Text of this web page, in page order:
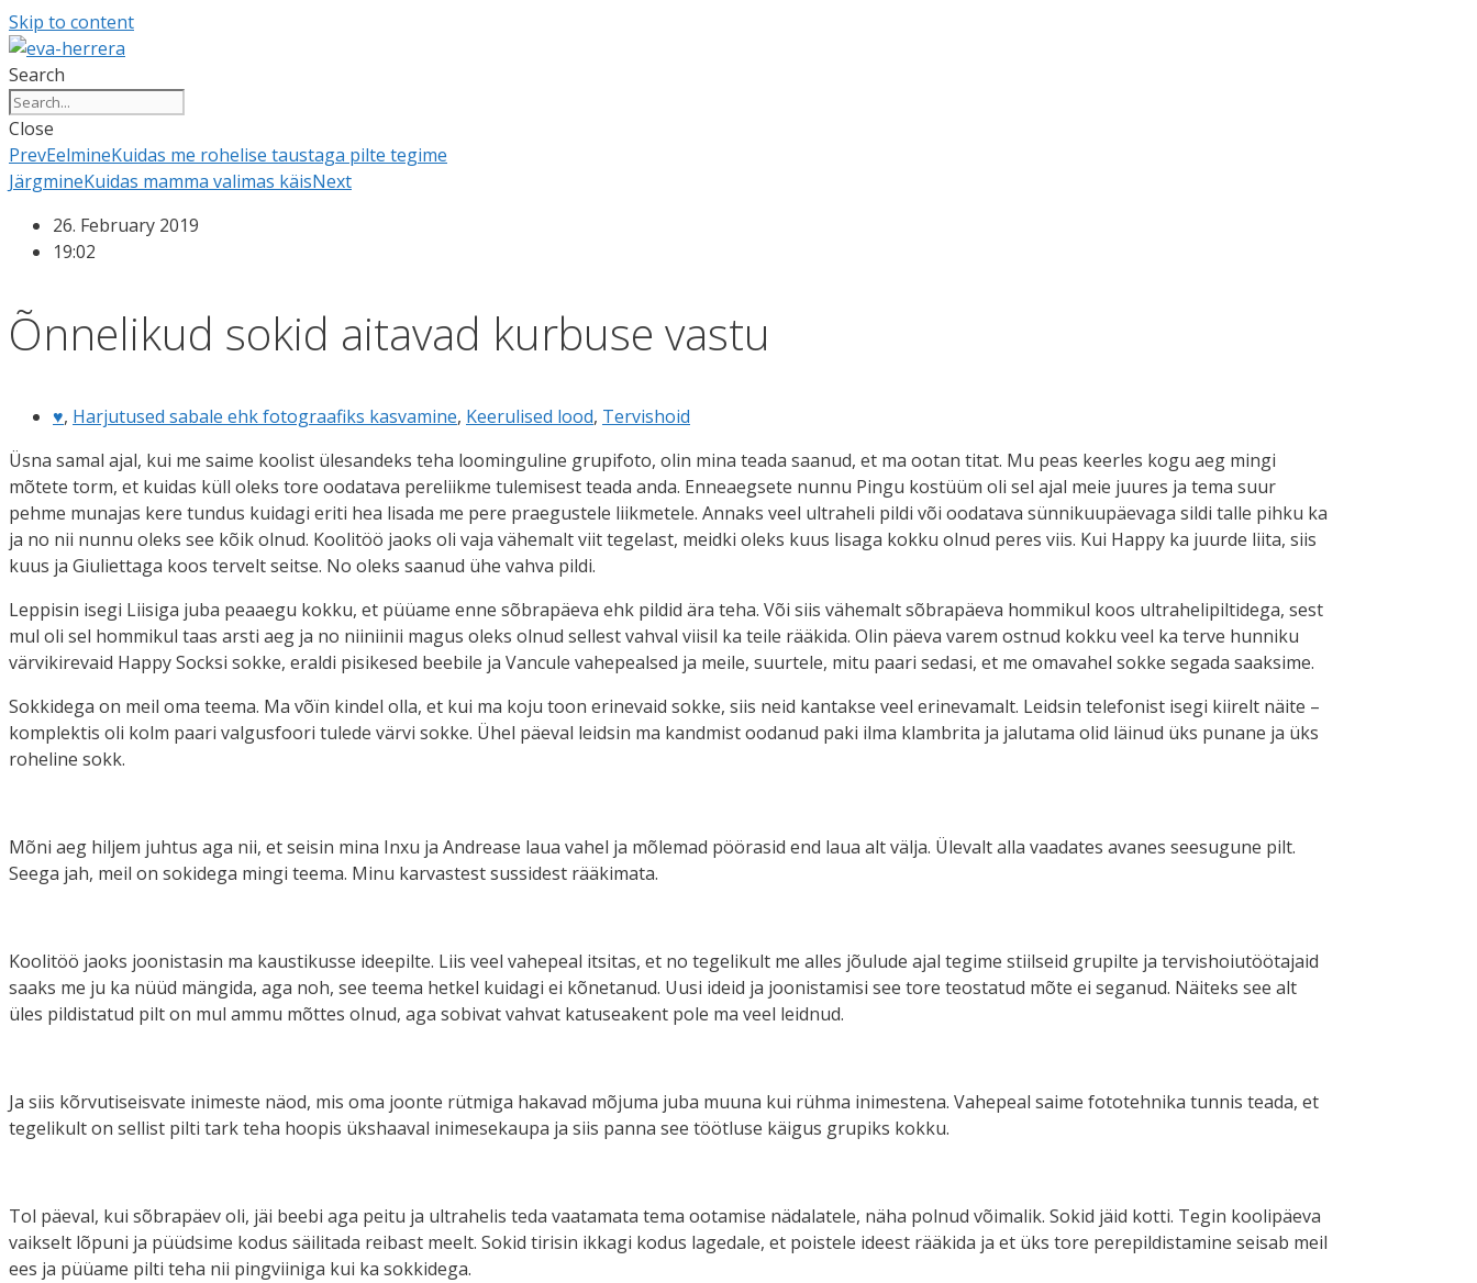
Skip to content
Search
Close
PrevEelmineKuidas me rohelise taustaga pilte tegime
JärgmineKuidas mamma valimas käisNext
26. February 2019
19:02
Õnnelikud sokid aitavad kurbuse vastu
♥, Harjutused sabale ehk fotograafiks kasvamine, Keerulised lood, Tervishoid
Üsna samal ajal, kui me saime koolist ülesandeks teha loominguline grupifoto, olin mina teada saanud, et ma ootan titat. Mu peas keerles kogu aeg mingi
mõtete torm, et kuidas küll oleks tore oodatava pereliikme tulemisest teada anda. Enneaegsete nunnu Pingu kostüüm oli sel ajal meie juures ja tema suur
pehme munajas kere tundus kuidagi eriti hea lisada me pere praegustele liikmetele. Annaks veel ultraheli pildi või oodatava sünnikuupäevaga sildi talle pihku ka
ja no nii nunnu oleks see kõik olnud. Koolitöö jaoks oli vaja vähemalt viit tegelast, meidki oleks kuus lisaga kokku olnud peres viis. Kui Happy ka juurde liita, siis
kuus ja Giuliettaga koos tervelt seitse. No oleks saanud ühe vahva pildi.
Leppisin isegi Liisiga juba peaaegu kokku, et püüame enne sõbrapäeva ehk pildid ära teha. Või siis vähemalt sõbrapäeva hommikul koos ultrahelipiltidega, sest
mul oli sel hommikul taas arsti aeg ja no niiniinii magus oleks olnud sellest vahval viisil ka teile rääkida. Olin päeva varem ostnud kokku veel ka terve hunniku
värvikirevaid Happy Socksi sokke, eraldi pisikesed beebile ja Vancule vahepealsed ja meile, suurtele, mitu paari sedasi, et me omavahel sokke segada saaksime.
Sokkidega on meil oma teema. Ma võïn kindel olla, et kui ma koju toon erinevaid sokke, siis neid kantakse veel erinevamalt. Leidsin telefonist isegi kiirelt näite –
komplektis oli kolm paari valgusfoori tulede värvi sokke. Ühel päeval leidsin ma kandmist oodanud paki ilma klambrita ja jalutama olid läinud üks punane ja üks
roheline sokk.
Mõni aeg hiljem juhtus aga nii, et seisin mina Inxu ja Andrease laua vahel ja mõlemad pöörasid end laua alt välja. Ülevalt alla vaadates avanes seesugune pilt.
Seega jah, meil on sokidega mingi teema. Minu karvastest sussidest rääkimata.
Koolitöö jaoks joonistasin ma kaustikusse ideepilte. Liis veel vahepeal itsitas, et no tegelikult me alles jõulude ajal tegime stiilseid grupilte ja tervishoiutöötajaid
saaks me ju ka nüüd mängida, aga noh, see teema hetkel kuidagi ei kõnetanud. Uusi ideid ja joonistamisi see tore teostatud mõte ei seganud. Näiteks see alt
üles pildistatud pilt on mul ammu mõttes olnud, aga sobivat vahvat katuseakent pole ma veel leidnud.
Ja siis kõrvutiseisvate inimeste näod, mis oma joonte rütmiga hakavad mõjuma juba muuna kui rühma inimestena. Vahepeal saime fototehnika tunnis teada, et
tegelikult on sellist pilti tark teha hoopis ükshaaval inimesekaupa ja siis panna see töötluse käigus grupiks kokku.
Tol päeval, kui sõbrapäev oli, jäi beebi aga peitu ja ultrahelis teda vaatamata tema ootamise nädalatele, näha polnud võimalik. Sokid jäid kotti. Tegin koolipäeva
vaikselt lõpuni ja püüdsime kodus säilitada reibast meelt. Sokid tirisin ikkagi kodus lagedale, et poistele ideest rääkida ja et üks tore perepildistamine seisab meil
ees ja püüame pilti teha nii pingviiniga kui ka sokkidega.